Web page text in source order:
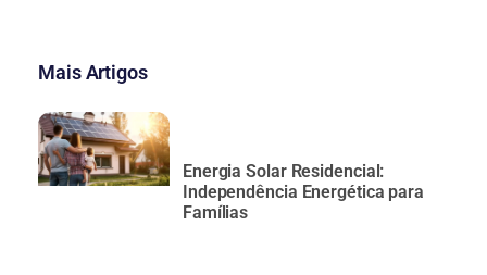
Mais Artigos
Energia Solar Residencial:
Independência Energética para
Famílias